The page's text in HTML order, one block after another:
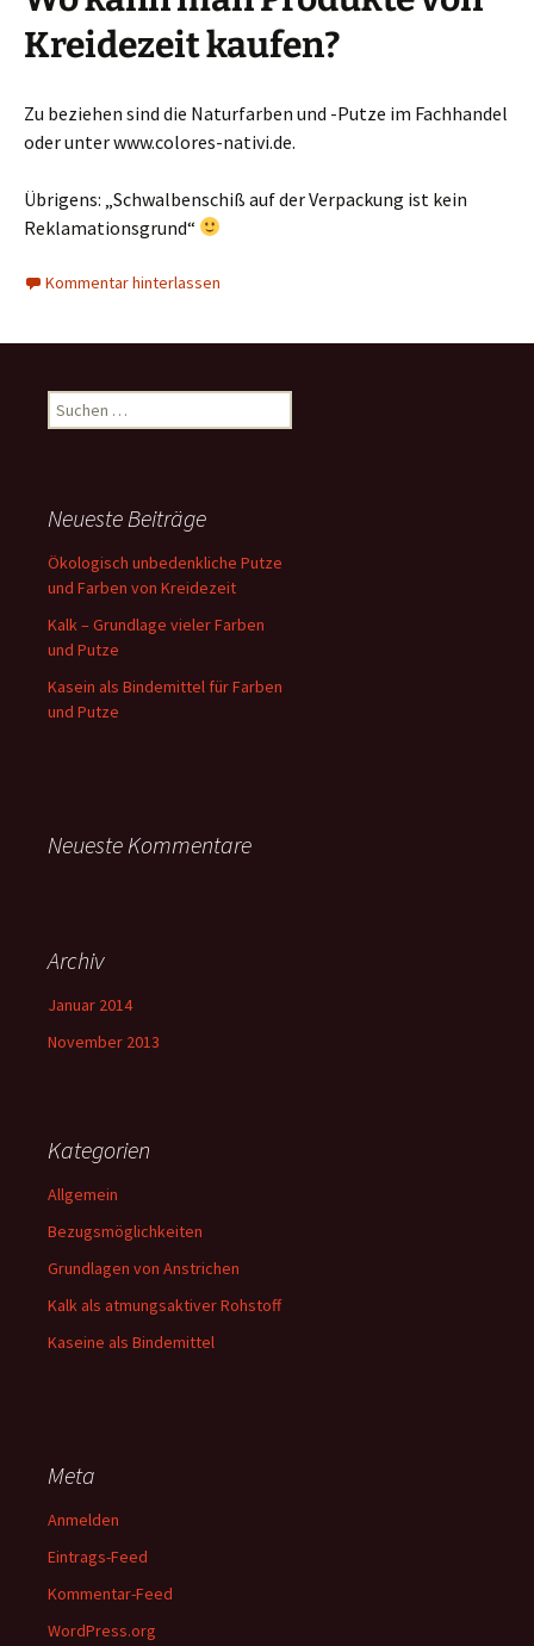
Kreidezeit kaufen?
Zu beziehen sind die Naturfarben und -Putze im Fachhandel
oder unter www.colores-nativi.de.
Übrigens: „Schwalbenschiß auf der Verpackung ist kein
Reklamationsgrund“
Kommentar hinterlassen
Suchen
nach:
Neueste Beiträge
Ökologisch unbedenkliche Putze
und Farben von Kreidezeit
Kalk – Grundlage vieler Farben
und Putze
Kasein als Bindemittel für Farben
und Putze
Neueste Kommentare
Archiv
Januar 2014
November 2013
Kategorien
Allgemein
Bezugsmöglichkeiten
Grundlagen von Anstrichen
Kalk als atmungsaktiver Rohstoff
Kaseine als Bindemittel
Meta
Anmelden
Eintrags-Feed
Kommentar-Feed
WordPress.org